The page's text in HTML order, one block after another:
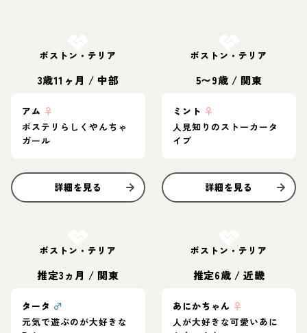
ボストン・テリア
3歳11ヶ月 / 中部
アム ♀
ボステリらしくやんちゃ
ガール
詳細を見る
ボストン・テリア
5〜9歳 / 関東
ミント ♀
人見知りのストーカータ
イプ
詳細を見る
ボストン・テリア
推定3ヵ月 / 関東
タータ ♂
元気で遊ぶのが大好きな
ボストン・テリア
推定6歳 / 近畿
あにかちゃん ♀
人が大好きな可愛いあに